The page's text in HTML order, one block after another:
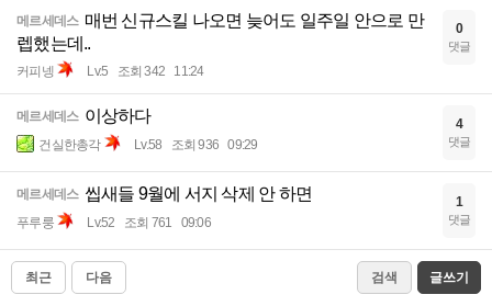
메르세데스 매번 신규스킬 나오면 늦어도 일주일 안으로 만
렙했는데..
커피넹 Lv.5 조회 342 11:24
0
댓글
메르세데스 이상하다
건실한총각 Lv.58 조회 936 09:29
4
댓글
메르세데스 씹새들 9월에 서지 삭제 안 하면
푸루룽 Lv.52 조회 761 09:06
1
댓글
최근 다음 검색 글쓰기